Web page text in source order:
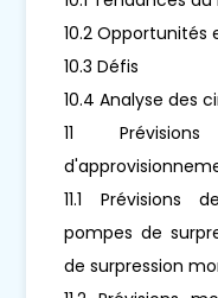
10.2 Opportunités
10.3 Défis
10.4 Analyse des
11
11.1 Prévisions
pompes de
de surpression